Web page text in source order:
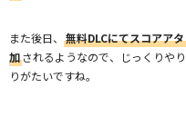
また後日、
無料DLCにてスコアア
加されるようなので、じっくりや
りがたいですね。